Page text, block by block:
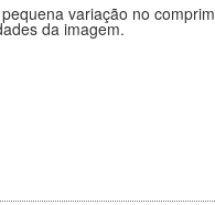
variação no
da imagem.